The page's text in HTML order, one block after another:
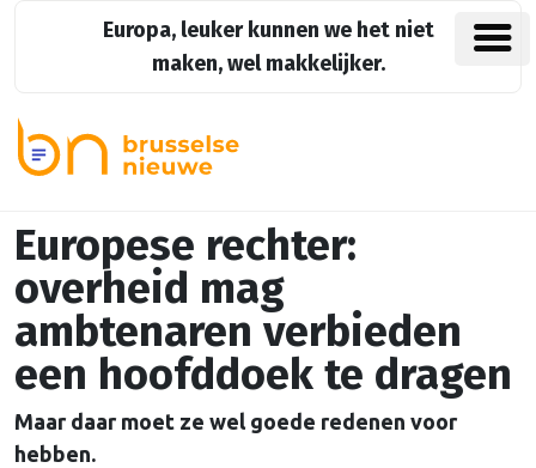
Europa, leuker kunnen we het niet
maken, wel makkelijker.
Europese rechter:
overheid mag
ambtenaren verbieden
een hoofddoek te dragen
Maar daar moet ze wel goede redenen voor
hebben.